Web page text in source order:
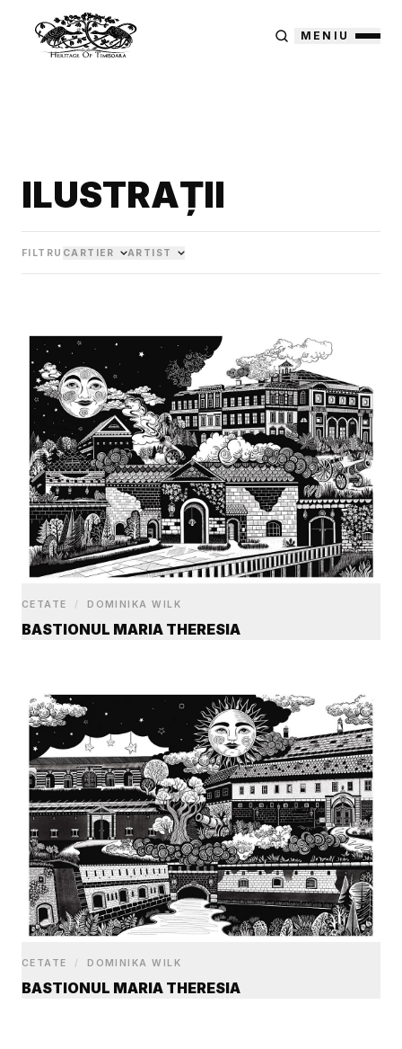
MENIU
ILUSTRAȚII
FILTRU CARTIER ARTIST
CETATE / DOMINIKA WILK
BASTIONUL MARIA THERESIA
CETATE / DOMINIKA WILK
BASTIONUL MARIA THERESIA